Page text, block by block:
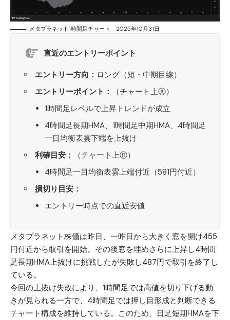
メタプラネット1時間足チャート 2025年10月31日
直近のエントリーポイント
エントリー方向： ロング（短・中期目線）
エントリーポイント：
（チャート上Ⓐ）
1時間足レベルで上昇トレンドが成立
4時間足長期HMA、1時間足中期HMA、4時間足
一目均衡表雲下端を上抜け
利確目安：
（チャート上Ⓑ）
4時間足一目均衡表雲上端付近（581円付近）
損切り目安：
エントリー時点での直近安値
メタプラネット株価は昨日、一昨日から大きく窓を開け455
円付近から取引を開始。その後窓を埋めさらに上昇し4時間
足長期HMA上抜けに挑戦したが失敗し487円で取引を終了し
ている。
今回の上抜け失敗により、1時間足では高値を切り下げる動
きが見られる一方で、4時間足では押し目形成と判断できる
チャート構成を維持している。このため、日足短期HMAを下